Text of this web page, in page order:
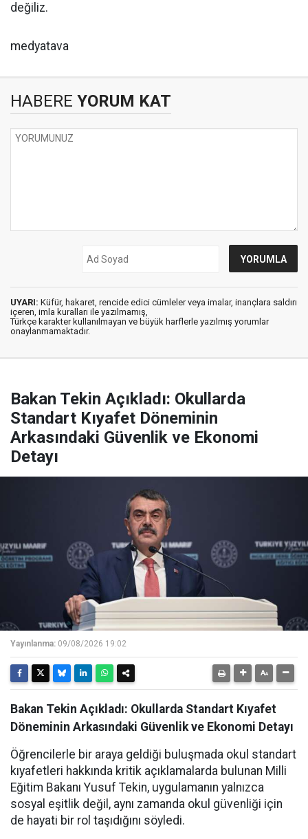
değiliz.
medyatava
HABERE YORUM KAT
UYARI: Küfür, hakaret, rencide edici cümleler veya imalar, inançlara saldırı
içeren, imla kuralları ile yazılmamış,
Türkçe karakter kullanılmayan ve büyük harflerle yazılmış yorumlar
onaylanmamaktadır.
Bakan Tekin Açıkladı: Okullarda
Standart Kıyafet Döneminin
Arkasındaki Güvenlik ve Ekonomi
Detayı
Yayınlanma: 09/08/2026 19:02
Bakan Tekin Açıkladı: Okullarda Standart Kıyafet
Döneminin Arkasındaki Güvenlik ve Ekonomi Detayı
Öğrencilerle bir araya geldiği buluşmada okul standart
kıyafetleri hakkında kritik açıklamalarda bulunan Milli
Eğitim Bakanı Yusuf Tekin, uygulamanın yalnızca
sosyal eşitlik değil, aynı zamanda okul güvenliği için
de hayati bir rol taşıdığını söyledi.